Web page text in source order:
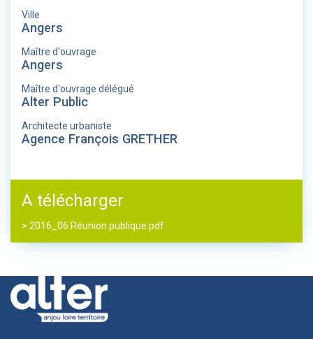
Ville
Angers
Maître d'ouvrage
Angers
Maître d'ouvrage délégué
Alter Public
Architecte urbaniste
Agence François GRETHER
A télécharger
> 2016_06 Réunion publique.pdf